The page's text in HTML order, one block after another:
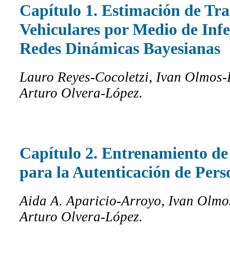
Capítulo 1. Estimación de
Vehiculares por Medio de
Redes Dinámicas Bayesianas
Lauro Reyes-Cocoletzi, Ivan
Arturo Olvera-López.
Capítulo 2. Entrenamiento
para la Autenticación de
Aida A. Aparicio-Arroyo, Ivan
Arturo Olvera-López.